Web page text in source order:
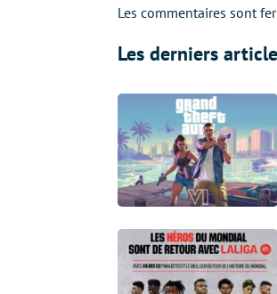
Les commentaires sont
Les derniers